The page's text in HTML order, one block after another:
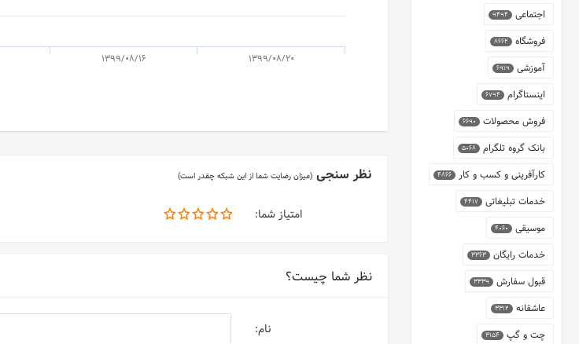
1399/08/16 1399/08/20
نظر سنجی(میزان رضایت شما از این شبکه چقدر است)
امتیاز شما:
نظر شما چیست؟
نام:
اجتماعی 9494
فروشگاه 8662
آموزشی 6919
اینستاگرام 6794
فروش محصولات 6690
بانک گروه تلگرام 5068
کارآفرینی و کسب و کار 4866
خدمات تبلیغاتی 4417
موسیقی 4060
خدمات رایگان 3363
قبول سفارش 3339
عاشقانه 3312
چت و گپ 3154